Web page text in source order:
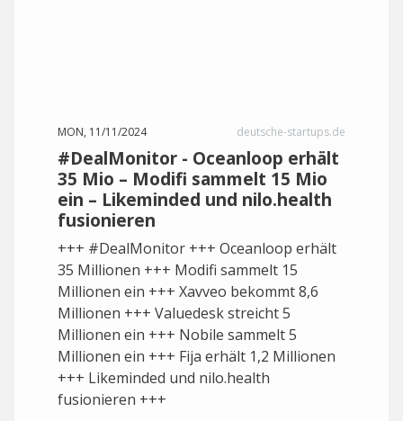
MON, 11/11/2024 deutsche-startups.de
#DealMonitor - Oceanloop erhält
35 Mio – Modifi sammelt 15 Mio
ein – Likeminded und nilo.health
fusionieren
+++ #DealMonitor +++ Oceanloop erhält
35 Millionen +++ Modifi sammelt 15
Millionen ein +++ Xavveo bekommt 8,6
Millionen +++ Valuedesk streicht 5
Millionen ein +++ Nobile sammelt 5
Millionen ein +++ Fija erhält 1,2 Millionen
+++ Likeminded und nilo.health
fusionieren +++